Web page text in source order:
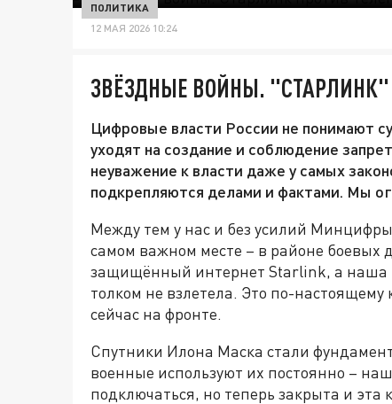
ПОЛИТИКА
12 МАЯ 2026 10:24
ЗВЁЗДНЫЕ ВОЙНЫ.
Цифровые власти России не понимают
уходят на создание и соблюдение
неуважение к власти даже у самых
подкрепляются делами и фактами. Мы
Между тем у нас и без усилий
самом важном месте – в районе боевых
защищённый интернет Starlink, а наша
толком не взлетела. Это по-настоящему
сейчас на фронте.
Спутники Илона Маска стали
военные используют их постоянно –
подключаться, но теперь закрыта и эта